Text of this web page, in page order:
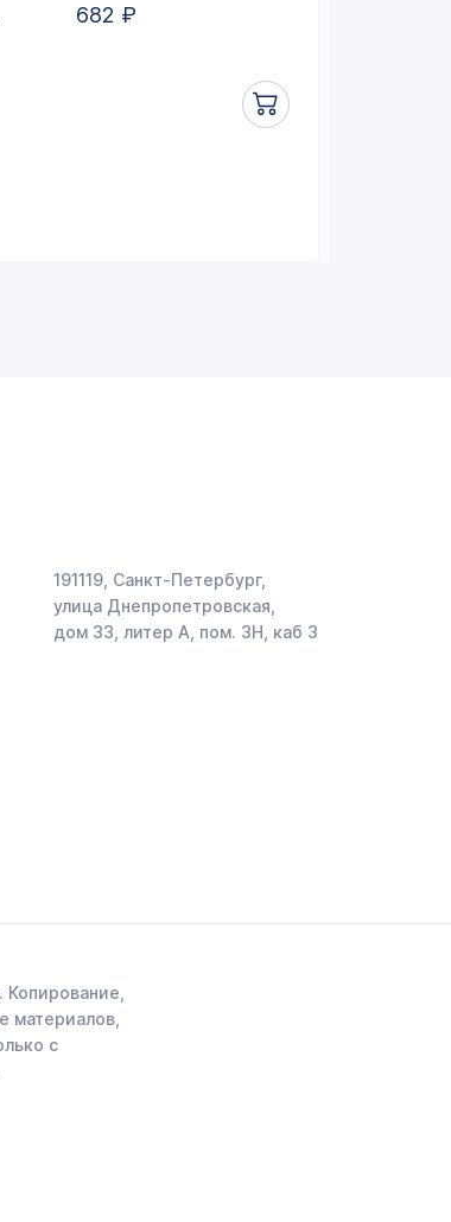
682 ₽
191119, Санкт-Петербург,
улица Днепропетровская,
дом 33, литер А, пом. 3Н, каб 3
материалов,
с